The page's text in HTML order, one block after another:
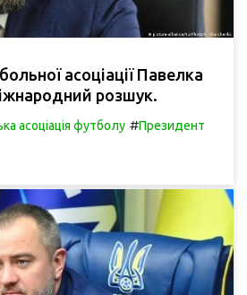
асоціації Павелка
розшук.
асоціація футболу #Президент